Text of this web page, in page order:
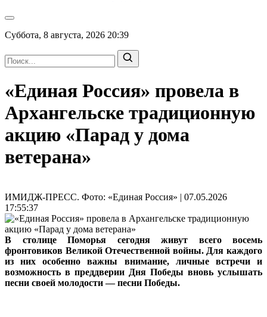
Суббота, 8 августа, 2026 20:39
«Единая Россия» провела в
Архангельске традиционную
акцию «Парад у дома
ветерана»
ИМИДЖ-ПРЕСС. Фото: «Единая Россия» | 07.05.2026
17:55:37
В столице Поморья сегодня живут всего восемь
фронтовиков Великой Отечественной войны. Для каждого
из них особенно важны внимание, личные встречи и
возможность в преддверии Дня Победы вновь услышать
песни своей молодости — песни Победы.